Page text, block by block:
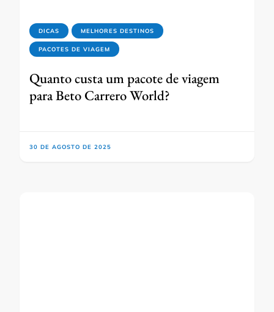
DICAS MELHORES DESTINOS
PACOTES DE VIAGEM
Quanto custa um pacote de viagem
para Beto Carrero World?
30 DE AGOSTO DE 2025